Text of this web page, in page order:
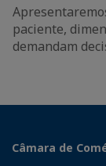
paciente,
demandam
Câmara de